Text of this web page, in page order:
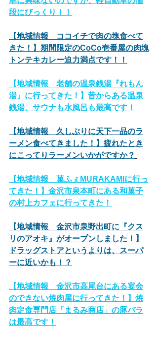
段にびっくり！！
【地域情報　ココイチで肉の塊食べて
きた！】期間限定のCoCo壱番屋の肉塊
トンテキカレー迫力満点です！！
【地域情報　老舗の温泉銭湯『れもん
湯』に行ってきた！】昔からある温泉
銭湯、サウナも水風呂も最高です！
【地域情報　久しぶりに天下一品のラ
ーメン食べてきました！】疲れたとき
にこってりラーメンいかがですか？
【地域情報　菓ふぇMURAKAMIに行っ
てきた！】金沢市泉本町にある和菓子
の村上カフェに行ってきた！
【地域情報　金沢市泉野出町に『クス
リのアオキ』がオープンしました！】
ドラッグストアというよりは、スーパ
ーに近いかも！？
【地域情報　金沢市高尾台にある宴会
のできない焼肉屋に行ってきた！】焼
肉定食専門店「まるみ商店」の豚バラ
は最高です！